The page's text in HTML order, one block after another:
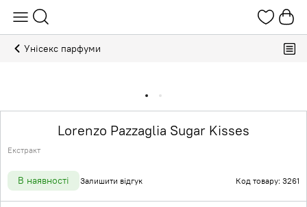
Унісекс парфуми
Lorenzo Pazzaglia Sugar Kisses
Екстракт
В наявності Залишити відгук Код товару: 3261